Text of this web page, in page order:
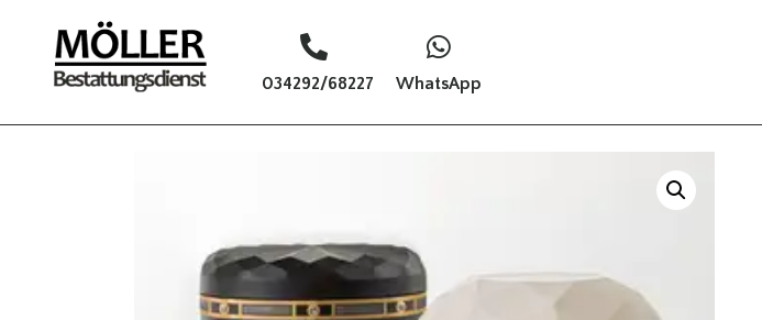
034292/68227 WhatsApp